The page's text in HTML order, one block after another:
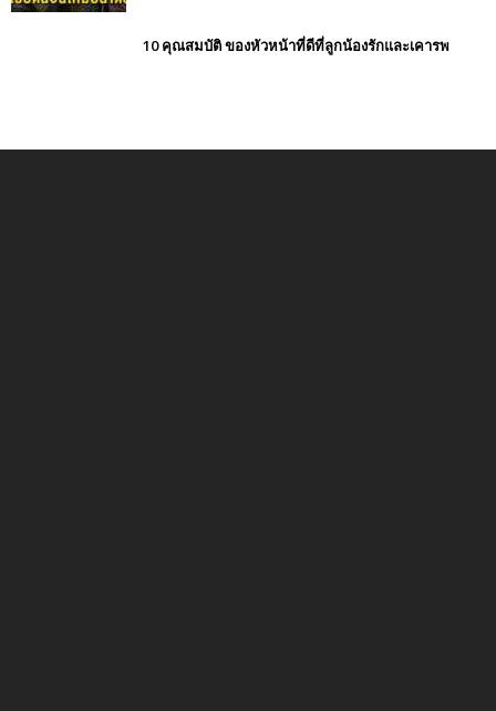
10 คุณสมบัติ ของหัวหน้าที่ดีที่ลูกน้องรักและเคารพ